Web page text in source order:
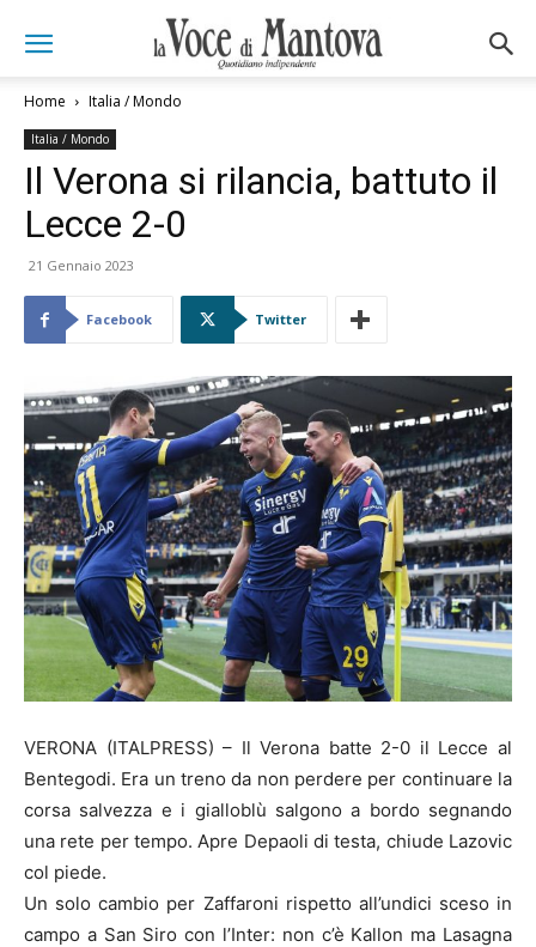
Home Italia / Mondo
Italia / Mondo
Il Verona si rilancia, battuto il
Lecce 2-0
21 Gennaio 2023
Facebook Twitter
VERONA (ITALPRESS) – Il Verona batte 2-0 il Lecce al
Bentegodi. Era un treno da non perdere per continuare la
corsa salvezza e i gialloblù salgono a bordo segnando
una rete per tempo. Apre Depaoli di testa, chiude Lazovic
col piede.
Un solo cambio per Zaffaroni rispetto all’undici sceso in
campo a San Siro con l’Inter: non c’è Kallon ma Lasagna